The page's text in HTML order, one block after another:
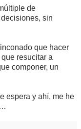
de
sin
que hacer
resucitar a
componer, un
espera y ahí, me he